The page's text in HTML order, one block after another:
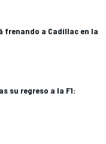
frenando a Cadillac en la
su regreso a la F1: